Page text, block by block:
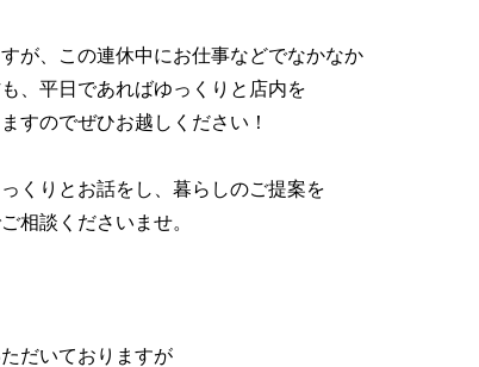
が、この連休中にお仕事などでなかなか
、平日であればゆっくりと店内を
すのでぜひお越しください！
くりとお話をし、暮らしのご提案を
相談くださいませ。
だいておりますが